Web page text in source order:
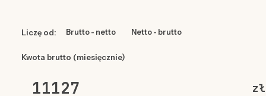
Liczę od: Brutto - netto Netto - brutto
Kwota brutto (miesięcznie)
zł